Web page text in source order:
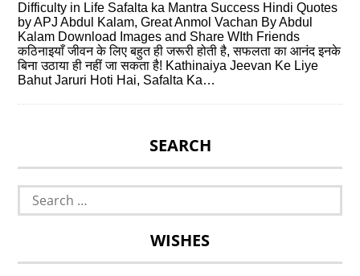
Difficulty in Life Safalta ka Mantra Success Hindi Quotes
by APJ Abdul Kalam, Great Anmol Vachan By Abdul
Kalam Download Images and Share WIth Friends
कठिनाइयाँ जीवन के लिए बहुत ही जरूरी होती है, सफलता का आनंद इनके
बिना उठाया ही नहीं जा सकता है! Kathinaiya Jeevan Ke Liye
Bahut Jaruri Hoti Hai, Safalta Ka…
SEARCH
Search
for:
WISHES